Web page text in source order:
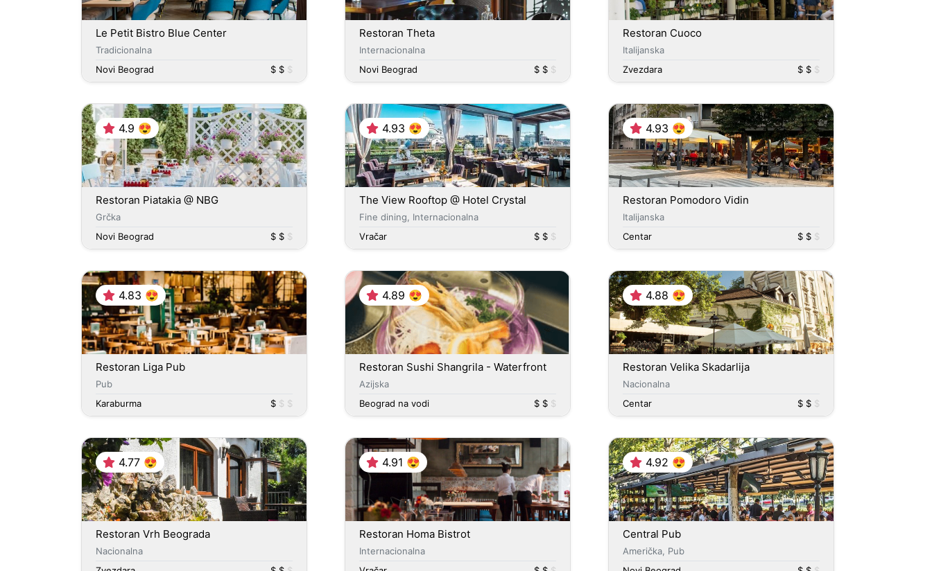
Le Petit Bistro Blue Center
Tradicionalna
Novi Beograd
$ $ $
Restoran Theta
Internacionalna
Novi Beograd
$ $ $
Restoran Cuoco
Italijanska
Zvezdara
$ $ $
4.9 😍
Restoran Piatakia @ NBG
Grčka
Novi Beograd
$ $ $
4.93 😍
The View Rooftop @ Hotel Crystal
Fine dining, Internacionalna
Vračar
$ $ $
4.93 😍
Restoran Pomodoro Vidin
Italijanska
Centar
$ $ $
4.83 😍
Restoran Liga Pub
Pub
Karaburma
$ $ $
4.89 😍
Restoran Sushi Shangrila - Waterfront
Azijska
Beograd na vodi
$ $ $
4.88 😍
Restoran Velika Skadarlija
Nacionalna
Centar
$ $ $
4.77 😍
Restoran Vrh Beograda
Nacionalna
4.91 😍
Restoran Homa Bistrot
Internacionalna
4.92 😍
Central Pub
Američka, Pub